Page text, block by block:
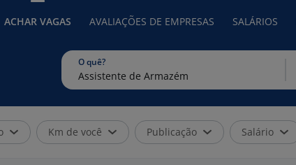
ACHAR VAGAS AVALIAÇÕES DE EMPRESAS SALÁRIOS
O quê?
Km de você Publicação Salário